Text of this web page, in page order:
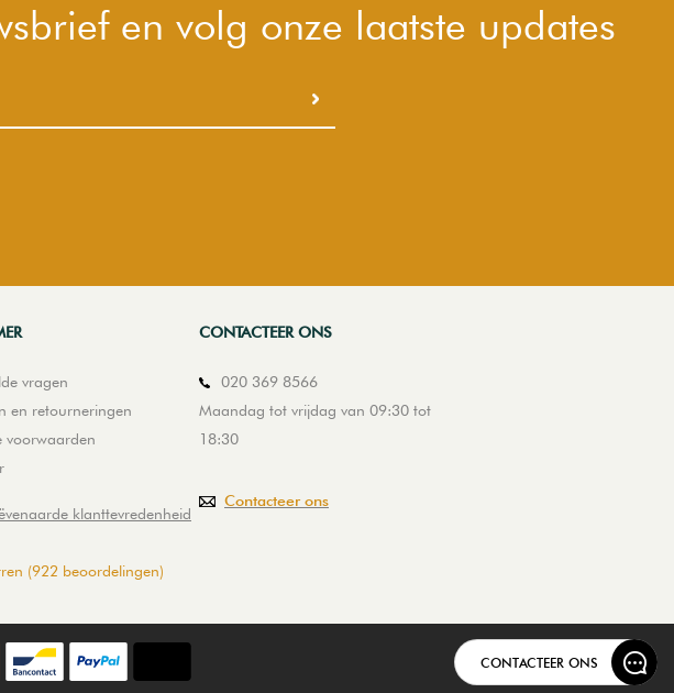
en volg onze laatste updates
CONTACTEER ONS
vragen
en retourneringen
voorwaarden
klanttevredenheid
(922 beoordelingen)
CONTACTEER ONS
020 369 8566
Maandag tot vrijdag van 09:30 tot
18:30
Contacteer ons